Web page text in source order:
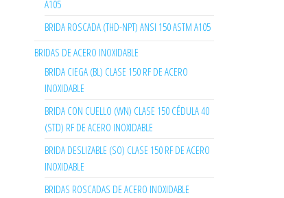
A105
BRIDA ROSCADA (THD-NPT) ANSI 150 ASTM A105
BRIDAS DE ACERO INOXIDABLE
BRIDA CIEGA (BL) CLASE 150 RF DE ACERO
INOXIDABLE
BRIDA CON CUELLO (WN) CLASE 150 CÉDULA 40
(STD) RF DE ACERO INOXIDABLE
BRIDA DESLIZABLE (SO) CLASE 150 RF DE ACERO
INOXIDABLE
BRIDAS ROSCADAS DE ACERO INOXIDABLE